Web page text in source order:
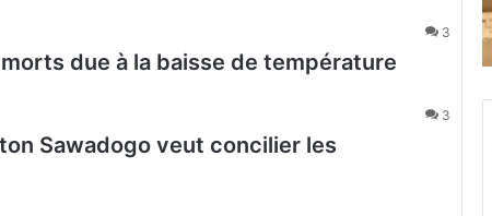
3
due à la baisse de température
3
Sawadogo veut concilier les